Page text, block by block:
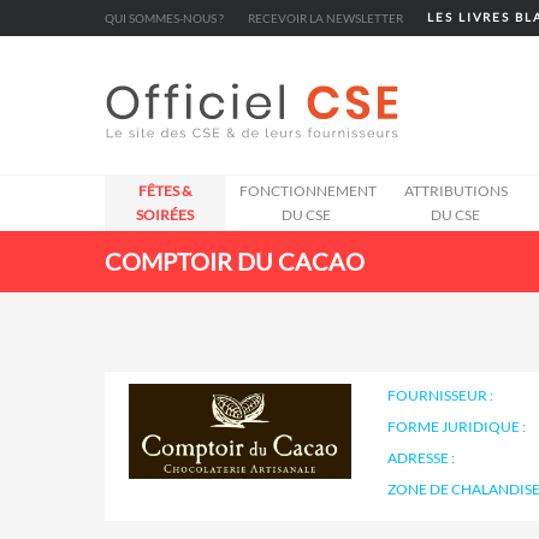
QUI SOMMES-NOUS ? RECEVOIR LA NEWSLETTER LES LIVRES
FÊTES &
SOIRÉES
FONCTIONNEMENT
DU CSE
ATTRIBUTIONS
DU CSE
COMPTOIR DU CACAO
FOURNISSEUR :
FORME JURIDIQUE :
ADRESSE :
ZONE DE
Cookies management panel